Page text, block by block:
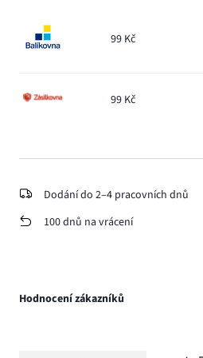
99 Kč
99 Kč
Dodání do 2–4 pracovních dnů
100 dnů na vrácení
Hodnocení zákazníků